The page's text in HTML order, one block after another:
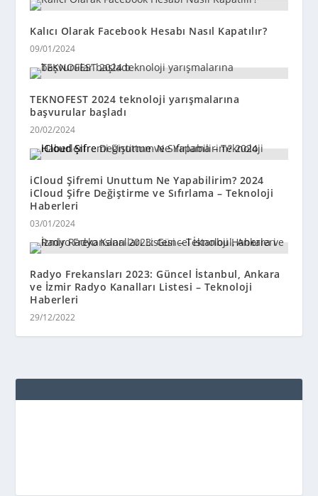
Kalıcı Olarak Facebook Hesabı Nasıl Kapatılır?
09/01/2024
TEKNOFEST 2024 teknoloji yarışmalarına
başvurular başladı
20/02/2024
iCloud Şifremi Unuttum Ne Yapabilirim? 2024
iCloud Şifre Değiştirme ve Sıfırlama – Teknoloji
Haberleri
03/01/2024
Radyo Frekansları 2023: Güncel İstanbul, Ankara
ve İzmir Radyo Kanalları Listesi – Teknoloji
Haberleri
29/12/2022